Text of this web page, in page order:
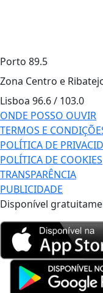
Porto 89.5
Zona Centro e
Lisboa 96.6 / 103.0
ONDE POSSO OUVIR
TERMOS E
POLÍTICA DE
POLÍTICA DE COOKIES
TRANSPARÊNCIA
PUBLICIDADE
Disponível